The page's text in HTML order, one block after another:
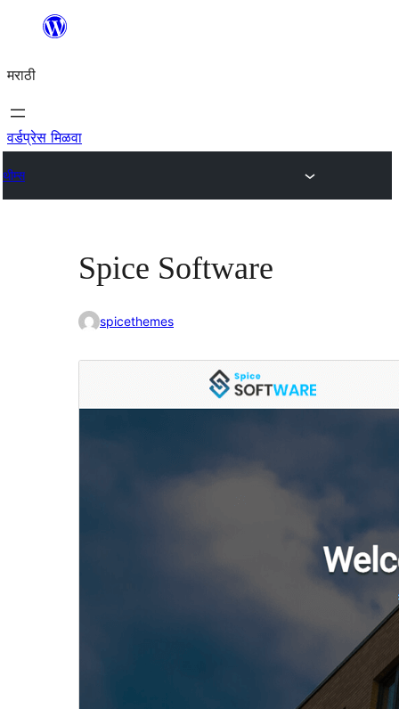
सामुग्रीवर
मराठी
वर्डप्रेस मिळवा
थीम्स
Spice Software
spicethemes